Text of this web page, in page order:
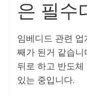
은 필수
임베디드 관련
째가 된거 같습
뒤로 하고 반도체
있는 중입니다.